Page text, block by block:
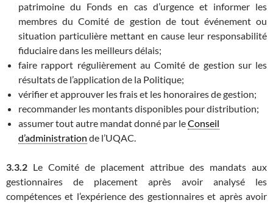
patrimoine du Fonds en cas d’urgence et informer les
membres du Comité de gestion de tout événement ou
situation particulière mettant en cause leur responsabilité
fiduciaire dans les meilleurs délais;
faire rapport régulièrement au Comité de gestion sur les
résultats de l’application de la Politique;
vérifier et approuver les frais et les honoraires de gestion;
recommander les montants disponibles pour distribution;
assumer tout autre mandat donné par leConseil
d’administration de l’UQAC.
3.3.2 Le Comité de placement attribue des mandats aux
gestionnaires de placement après avoir analysé les
compétences et l’expérience des gestionnaires et après avoir